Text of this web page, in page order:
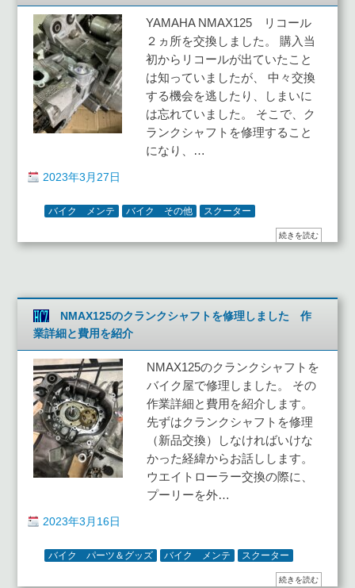
YAMAHA NMAX125 リコール
２ヵ所を交換しました。 購入当
初からリコールが出ていたこと
は知っていましたが、 中々交換
する機会を逃したり、しまいに
は忘れていました。 そこで、ク
ランクシャフトを修理すること
になり、…
2023年3月27日
バイク メンテ バイク その他 スクーター
続きを読む
NMAX125のクランクシャフトを修理しました 作
業詳細と費用を紹介
NMAX125のクランクシャフトを
バイク屋で修理しました。 その
作業詳細と費用を紹介します。
先ずはクランクシャフトを修理
（新品交換）しなければいけな
かった経緯からお話しします。
ウエイトローラー交換の際に、
プーリーを外…
2023年3月16日
バイク パーツ＆グッズ バイク メンテ スクーター
続きを読む